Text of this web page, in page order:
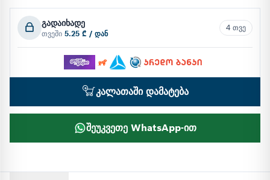
გადაიხადე
თვეში 5.25 ₾ / დან
4 თვე
კალათაში დამატება
შეუკვეთე WhatsApp-ით